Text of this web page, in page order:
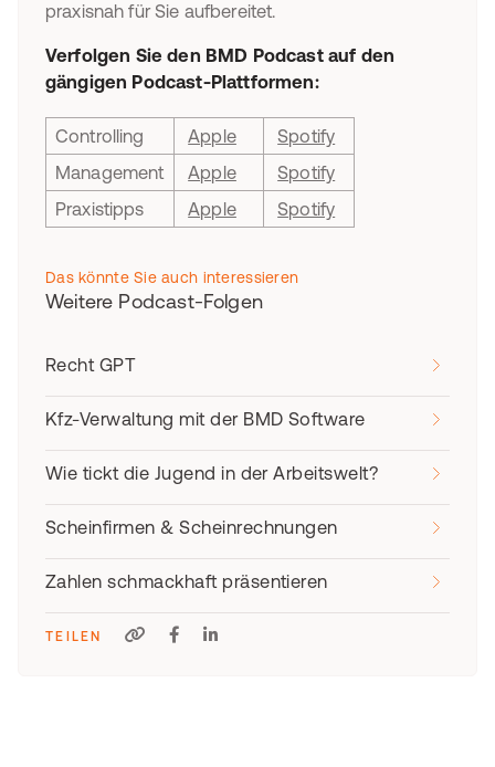
praxisnah für Sie aufbereitet.
Verfolgen Sie den BMD Podcast auf den
gängigen Podcast-Plattformen:
Controlling Apple
Spotify
Management
Apple
Spotify
Praxistipps
Apple Spotify
Das könnte Sie auch interessieren
Weitere Podcast-Folgen
Recht GPT
Kfz-Verwaltung mit der BMD Software
Wie tickt die Jugend in der Arbeitswelt?
Scheinfirmen & Scheinrechnungen
Zahlen schmackhaft präsentieren
TEILEN